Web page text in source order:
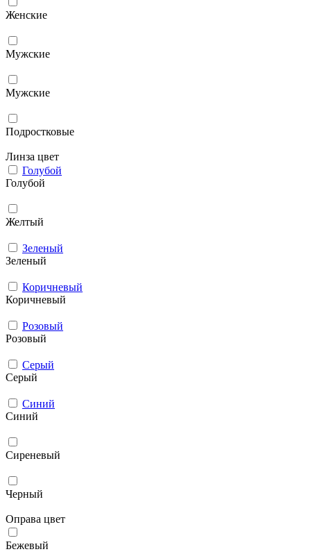
Женские
Мужcкие
Мужские
Подростковые
Линза цвет
Голубой
Голубой
Желтый
Зеленый
Зеленый
Коричневый
Коричневый
Розовый
Розовый
Серый
Серый
Синий
Синий
Сиреневый
Черный
Оправа цвет
Бежевый